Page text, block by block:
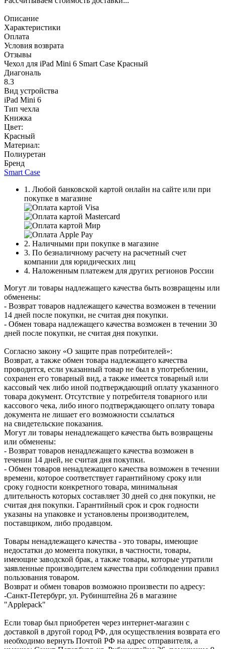
Описание
Характеристики
Оплата
Условия возврата
Отзывы
Чехол для iPad Mini 6 Smart Case Красный
Диагональ
8.3
Вид устройства
iPad Mini 6
Тип чехла
Книжка
Цвет:
Красный
Материал:
Полиуретан
Бренд
Smart Case
1. Любой банковской картой онлайн на сайте или при
покупке в магазине
2. Наличными при покупке в магазине
3. По безналичному расчету на расчетный счет
компании для юридических лиц
4. Наложенным платежем для других регионов России
Могут ли товары надлежащего качества быть возвращены или
обменены:
- Возврат товаров надлежащего качества возможен в течении
14 дней после покупки, не считая дня покупки.
- Обмен товара надлежащего качества возможен в течении 30
дней после покупки, не считая дня покупки.
Согласно закону «О защите прав потребителей»:
Возврат, а также обмен товара надлежащего качества
проводится, если указанный товар не был в употреблении,
сохранен его товарный вид, а также имеется товарный или
кассовый чек либо иной подтверждающий оплату указанного
товара документ. Отсутствие у потребителя товарного или
кассового чека, либо иного подтверждающего оплату товара
документа не лишает его возможности ссылаться
на свидетельские показания.
Могут ли товары ненадлежащего качества быть возвращены
или обменены:
- Возврат товаров ненадлежащего качества возможен в
течении 14 дней, не считая дня покупки.
- Обмен товаров ненадлежащего качества возможен в течении
времени, которое соответствует гарантийному сроку или
сроку годности конкретного товара, минимальная
длительность которых составляет 30 дней со дня покупки, не
считая дня покупки. Гарантийный срок и срок годности
указаны на упаковке и установлены производителем,
поставщиком, либо продавцом.
Товары ненадлежащего качества - это товары, имеющие
недостатки до момента покупки, в частности, товары,
имеющие заводской брак, а также товары, которые утратили
заявленные производителем качества при соблюдении правил
пользования товаром.
Возврат и обмен товаров возможно произвести по адресу:
-Санкт-Петербург, ул. Рубинштейна 26 в магазине
"Applepack"
Если товар был приобретен через интернет-магазин с
доставкой в другой город РФ, для осуществления возврата его
необходимо вернуть Почтой РФ на адрес отправителя, а